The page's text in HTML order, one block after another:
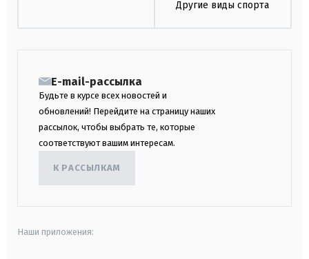
Другие виды спорта
E-mail-рассылка
Будьте в курсе всех новостей и
обновлений! Перейдите на страницу наших
рассылок, чтобы выбрать те, которые
соответствуют вашим интересам.
К РАССЫЛКАМ
Наши приложения: